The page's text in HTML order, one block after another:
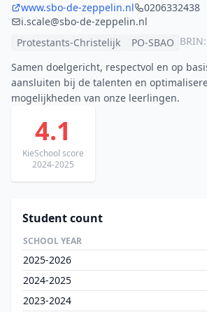
www.sbo-de-zeppelin.nl
0206332438
i.scale@sbo-de-zeppelin.nl
Protestants-Christelijk
PO-SBAO
Samen doelgericht, respectvol en op
aansluiten bij de talenten en
mogelijkheden van onze leerlingen.
4.1
KieSchool score
2024-2025
Student count
SCHOOL YEAR
2025-2026
2024-2025
2023-2024